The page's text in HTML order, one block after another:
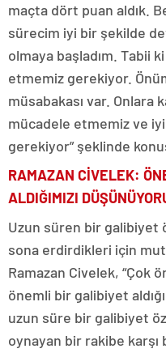
maçta dört puan aldık.
sürecim iyi bir şekilde
olmaya başladım. Tabii
etmemiz gerekiyor.
müsabakası var. Onlara
mücadele etmemiz ve
gerekiyor” şeklinde
RAMAZAN CİVELEK:
ALDIĞIMIZI
Uzun süren bir galibiyet
sona erdirdikleri için
Ramazan Civelek, “Çok
önemli bir galibiyet
uzun süre bir galibiyet
oynayan bir rakibe karşı